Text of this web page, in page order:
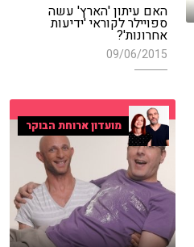
האם עיתון 'הארץ' עשה
ספויילר לקוראי 'ידיעות
אחרונות'?
09/06/2015
מועדון ארוחת הבוקר